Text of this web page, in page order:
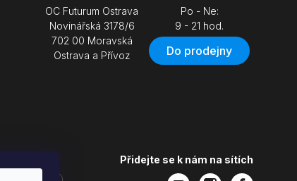
OC Futurum Ostrava
Novinářská 3178/6
702 00 Moravská
Ostrava a Přívoz
Po - Ne:
9 - 21 hod.
Do prodejny
Přidejte se k nám na sítích